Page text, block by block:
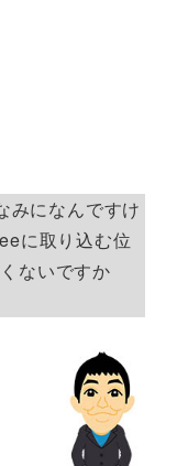
みになんですけ
に取り込む位
ないですか